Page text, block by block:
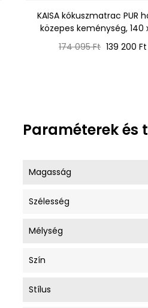
KAISA kókuszmatrac PUR
közepes keménység, 140
Normál
174 095 Ft Ár
139 200 Ft
Paraméterek
Magasság
Szélesség
Mélység
Szín
Stílus